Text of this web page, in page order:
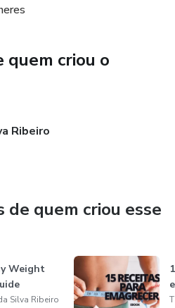
quem criou o
Ribeiro
quem criou esse
Weight
Silva Ribeiro